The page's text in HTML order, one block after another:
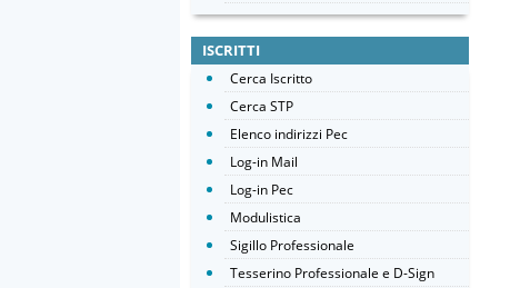
ISCRITTI
Cerca Iscritto
Cerca STP
Elenco indirizzi Pec
Log-in Mail
Log-in Pec
Modulistica
Sigillo Professionale
Tesserino Professionale e D-Sign